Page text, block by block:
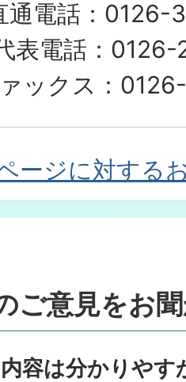
通電話：0126-
表電話：0126-
ックス：
ージに対する
ご意見をお
容は分かりやす